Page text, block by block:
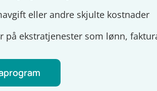
eller andre skjulte kostnader
på ekstratjenester som lønn,